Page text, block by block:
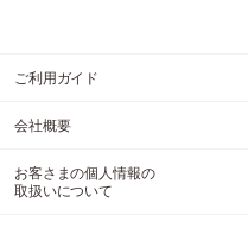
ご利用ガイド
会社概要
お客さまの個人情報の
取扱いについて